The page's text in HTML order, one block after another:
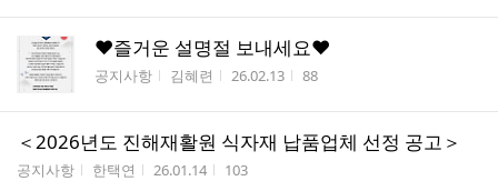
♥즐거운 설명절 보내세요♥
게시판명
공지사항 작성자
김혜련 작성시간
26.02.13 조회수
88
＜2026년도 진해재활원 식자재 납품업체 선정 공고＞
게시판명
공지사항 작성자
한택연 작성시간
26.01.14 조회수
103